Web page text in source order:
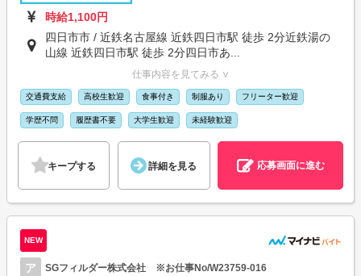
時給1,100円
四日市市 / 近鉄名古屋線 近鉄四日市駅 徒歩 2分近鉄湯の
山線 近鉄四日市駅 徒歩 2分四日市あ...
仕事内容を見てみる ∨
交通費支給 高校生歓迎 食事付き 制服あり フリーター歓迎
学歴不問 履歴書不要 大学生歓迎 未経験歓迎
キープする 詳細を見る 応募画面に進む
NEW
ア SGフィルダー株式会社 ※お仕事No/W23759-016